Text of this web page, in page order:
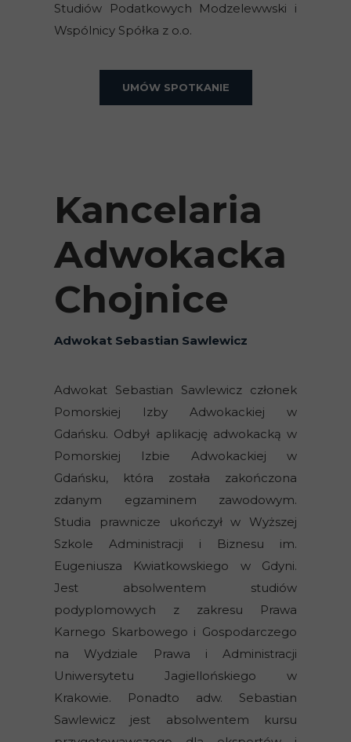
UMÓW SPOTKANIE
Studiów Podatkowych Modzelewwski i
Wspólnicy Spółka z o.o.
Adwokat Sebastian Sawlewicz członek
Pomorskiej Izby Adwokackiej w
Gdańsku. Odbył aplikację adwokacką w
Pomorskiej Izbie Adwokackiej w
Gdańsku, która została zakończona
zdanym egzaminem zawodowym.
Studia prawnicze ukończył w Wyższej
Szkole Administracji i Biznesu im.
Eugeniusza Kwiatkowskiego w Gdyni.
Jest absolwentem studiów
podyplomowych z zakresu Prawa
Karnego Skarbowego i Gospodarczego
na Wydziale Prawa i Administracji
Uniwersytetu Jagiellońskiego w
Krakowie. Ponadto adw. Sebastian
Sawlewicz jest absolwentem kursu
Kancelaria
Adwokacka
Chojnice
Adwokat Sebastian Sawlewicz